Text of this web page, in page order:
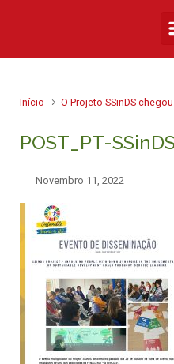
Início O Projeto SSinDS
POST_PT-
Novembro 11, 2022